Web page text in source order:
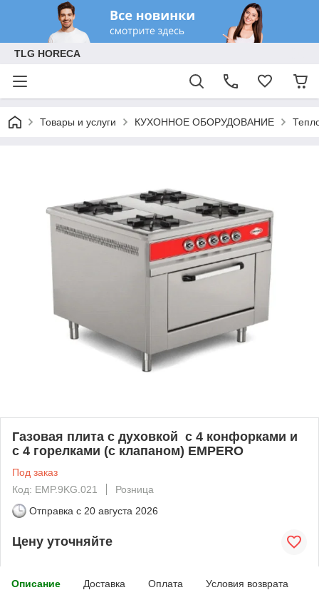
TLG HORECA
Товары и услуги КУХОННОЕ ОБОРУДОВАНИЕ
Газовая плита с духовкой с 4 конфорками и
с 4 горелками (с клапаном) EMPERO
Под заказ
Код: EMP.9KG.021
Розница
Отправка с 20 августа 2026
Цену уточняйте
Описание Доставка Оплата Условия возврата